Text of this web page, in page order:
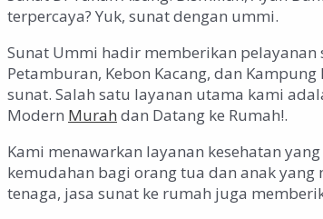
terpercaya? Yuk, sunat dengan ummi.
Sunat Ummi hadir memberikan pelayanan
Petamburan, Kebon Kacang, dan
sunat. Salah satu layanan utama kami
Modern Murah dan Datang ke Rumah!.
Kami menawarkan layanan kesehatan
kemudahan bagi orang tua dan anak
tenaga, jasa sunat ke rumah juga